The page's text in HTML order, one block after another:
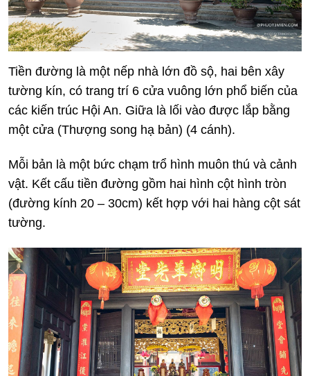
Tiền đường là một nếp nhà lớn đồ sộ, hai bên xây
tường kín, có trang trí 6 cửa vuông lớn phổ biến của
các kiến trúc Hội An. Giữa là lối vào được lắp bằng
một cửa (Thượng song hạ bản) (4 cánh).
Mỗi bản là một bức chạm trổ hình muôn thú và cảnh
vật. Kết cấu tiền đường gồm hai hình cột hình tròn
(đường kính 20 – 30cm) kết hợp với hai hàng cột sát
tường.